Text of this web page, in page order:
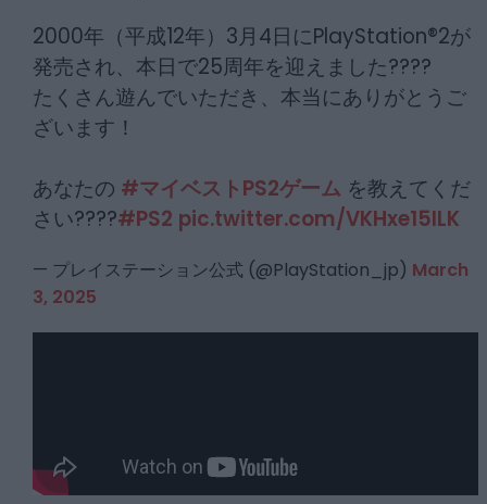
2000年（平成12年）3月4日にPlayStation®2が
発売され、本日で25周年を迎えました????
たくさん遊んでいただき、本当にありがとうご
ざいます！
あなたの #マイベストPS2ゲーム を教えてくだ
さい????#PS2 pic.twitter.com/VKHxe15ILK
— プレイステーション公式 (@PlayStation_jp) March
3, 2025